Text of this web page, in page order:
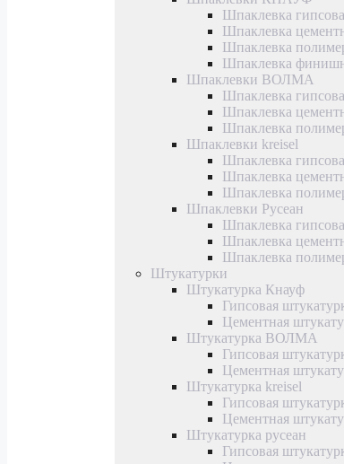
Шпаклевка
Шпаклевка
Шпаклевка
Шпаклевка
Шпаклевки ВОЛМА
Шпаклевка
Шпаклевка
Шпаклевка
Шпаклевки kreisel
Шпаклевка
Шпаклевка
Шпаклевка
Шпаклевки Русеан
Шпаклевка
Шпаклевка
Шпаклевка
Штукатурки
Штукатурка Кнауф
Гипсовая
Цементная
Штукатурка ВОЛМА
Гипсовая
Цементная
Штукатурка kreisel
Гипсовая
Цементная
Штукатурка русеан
Гипсовая